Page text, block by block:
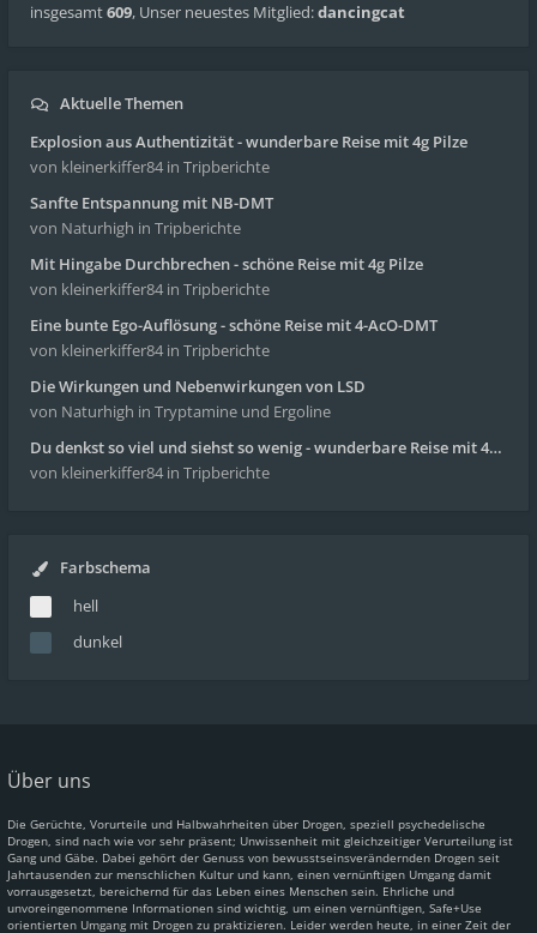
insgesamt609, Unser neuestes Mitglied:dancingcat
Aktuelle Themen
Explosion aus Authentizität - wunderbare Reise mit 4g Pilze
von kleinerkiffer84 in Tripberichte
Sanfte Entspannung mit NB-DMT
von Naturhigh in Tripberichte
Mit Hingabe Durchbrechen - schöne Reise mit 4g Pilze
von kleinerkiffer84 in Tripberichte
Eine bunte Ego-Auflösung - schöne Reise mit 4-AcO-DMT
von kleinerkiffer84 in Tripberichte
Die Wirkungen und Nebenwirkungen von LSD
von Naturhigh in Tryptamine und Ergoline
Du denkst so viel und siehst so wenig - wunderbare Reise mit 4g Pilze
von kleinerkiffer84 in Tripberichte
Farbschema
hell
dunkel
Über uns
Die Gerüchte, Vorurteile und Halbwahrheiten über Drogen, speziell psychedelische
Drogen, sind nach wie vor sehr präsent; Unwissenheit mit gleichzeitiger Verurteilung ist
Gang und Gäbe. Dabei gehört der Genuss von bewusstseinsverändernden Drogen seit
Jahrtausenden zur menschlichen Kultur und kann, einen vernünftigen Umgang damit
vorrausgesetzt, bereichernd für das Leben eines Menschen sein. Ehrliche und
unvoreingenommene Informationen sind wichtig, um einen vernünftigen, Safe+Use
orientierten Umgang mit Drogen zu praktizieren. Leider werden heute, in einer Zeit der